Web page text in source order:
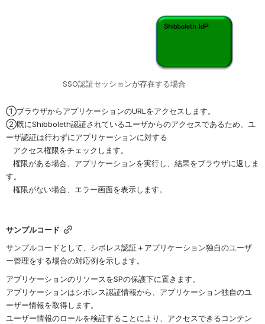
SSO認証セッションが存在する場合
①ブラウザからアプリケーションのURLをアクセスします。
②既にShibboleth認証されているユーザからのアクセスであるため、ユ
ーザ認証は行わずにアプリケーションに対する
アクセス権限をチェックします。
権限がある場合、アプリケーションを実行し、結果をブラウザに返しま
す。
権限がない場合、エラー画面を表示します。
サンプルコード
サンプルコードとして、シボレス認証＋アプリケーション独自のユーザ
ー管理をする場合の対応例を示します。
アプリケーションのリソースをSPの保護下に置きます。
アプリケーションはシボレス認証情報から、アプリケーション独自のユ
ーザー情報を取得します。
ユーザー情報のロールを検証することにより、アクセスできるコンテン